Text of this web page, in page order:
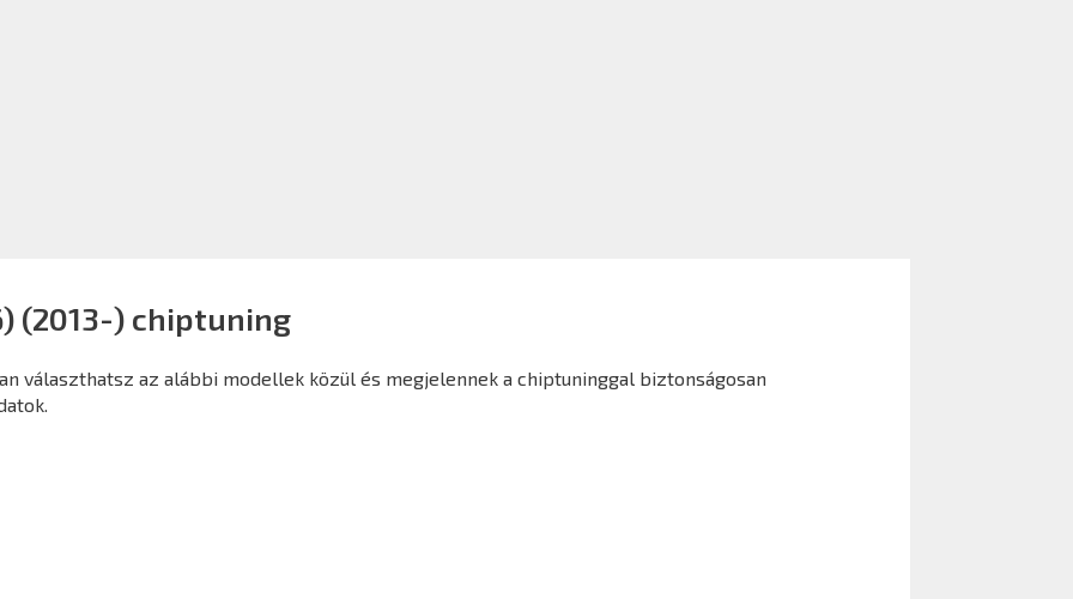
(2013-) chiptuning
választhatsz az alábbi modellek közül és megjelennek a chiptuninggal biztonságosan